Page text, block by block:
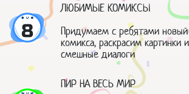
8
ЛЮБИМЫЕ КОМИКСЫ
Придумаем с ребятами
комикса, раскрасим картинки
смешные диалоги
ПИР НА ВЕСЬ МИР